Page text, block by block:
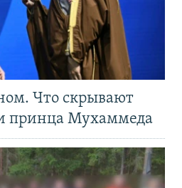
Что скрывают
принца Мухаммеда